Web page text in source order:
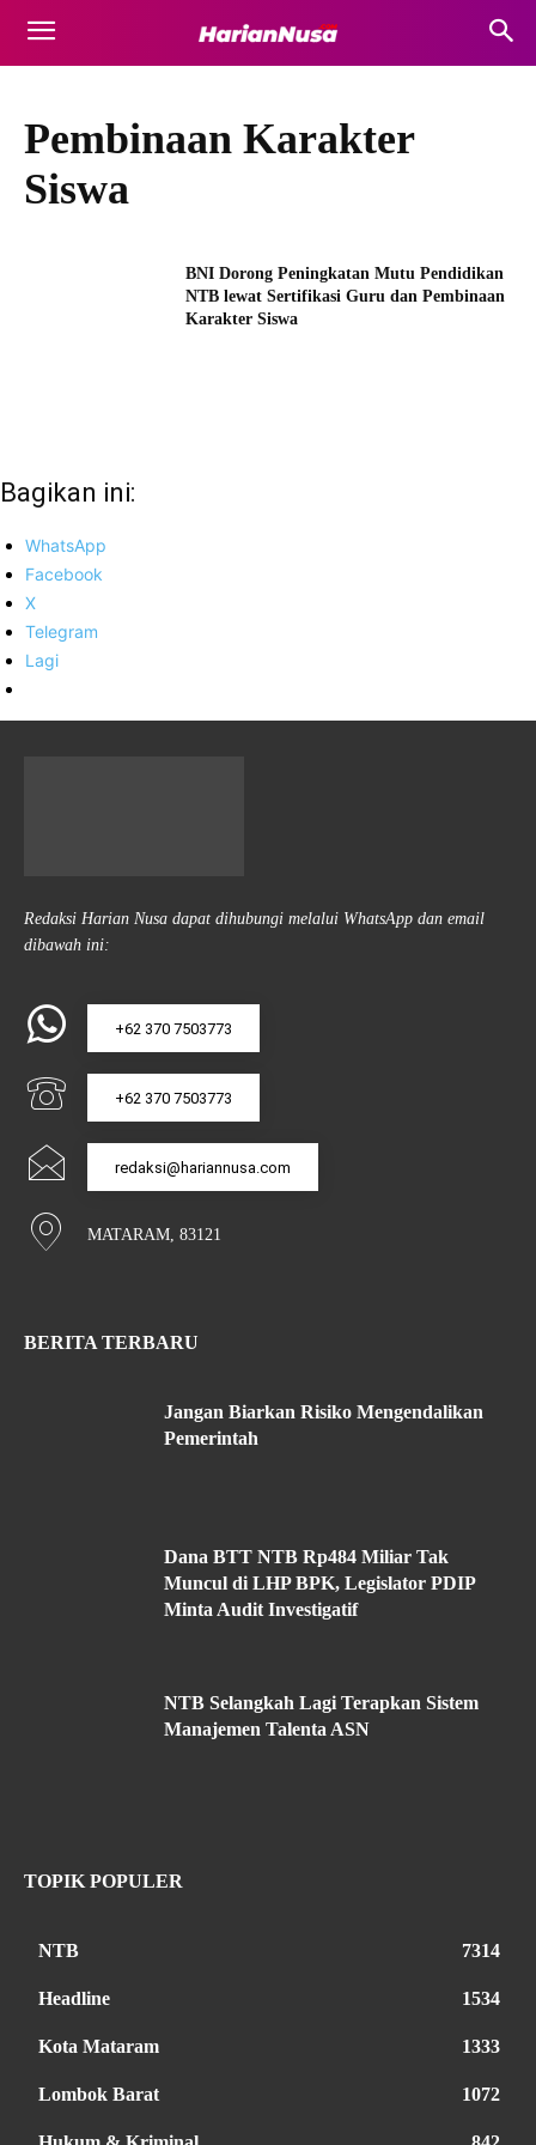
Pembinaan Karakter
Siswa
BNI Dorong Peningkatan Mutu Pendidikan
NTB lewat Sertifikasi Guru dan Pembinaan
Karakter Siswa
Bagikan ini:
WhatsApp
Facebook
X
Telegram
Lagi
Redaksi Harian Nusa dapat dihubungi melalui WhatsApp dan email
dibawah ini:
+62 370 7503773
+62 370 7503773
redaksi@hariannusa.com
MATARAM, 83121
BERITA TERBARU
Jangan Biarkan Risiko Mengendalikan
Pemerintah
Dana BTT NTB Rp484 Miliar Tak
Muncul di LHP BPK, Legislator PDIP
Minta Audit Investigatif
NTB Selangkah Lagi Terapkan Sistem
Manajemen Talenta ASN
TOPIK POPULER
NTB 7314
Headline 1534
Kota Mataram 1333
Lombok Barat 1072